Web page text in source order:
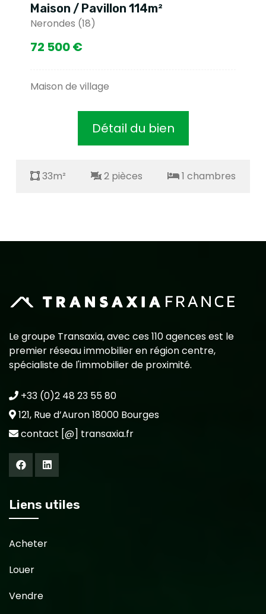
Maison / Pavillon 114m²
Nerondes (18)
72 500 €
Maison de village
Détail du bien
33m² 2 pièces 1 chambres
Le groupe Transaxia, avec ces 110 agences est le
premier réseau immobilier en région centre,
spécialiste de l'immobilier de proximité.
+33 (0)2 48 23 55 80
121, Rue d’Auron 18000 Bourges
contact [@] transaxia.fr
Liens utiles
Acheter
Louer
Vendre